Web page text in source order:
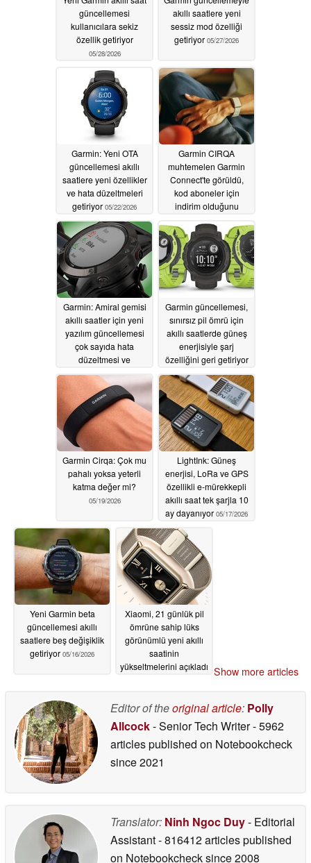
güncellemesi
kullanıcılara sekiz
özellik getiriyor
05/28/2026
akıllı saatlere yeni
sessiz mod özelliği
getiriyor 05/27/2026
Garmin: Yeni OTA
güncellemesi akıllı
saatlere yeni özellikler
ve hata düzeltmeleri
getiriyor 05/22/2026
Garmin CIRQA
muhtemelen Garmin
Connect'te görüldü,
kod aboneler için
indirim olduğunu
Garmin: Amiral gemisi
akıllı saatler için yeni
yazılım güncellemesi
çok sayıda hata
düzeltmesi ve
iyileştirme sunuyor
05/20/2026
Garmin güncellemesi,
sınırsız pil ömrü için
akıllı saatlerde güneş
enerjisiyle şarj
özelliğini geri getiriyor
05/19/2026
Garmin Cirqa: Çok mu
pahalı yoksa yeterli
katma değer mi?
05/19/2026
LightInk: Güneş
enerjisi, LoRa ve GPS
özellikli e-mürekkepli
akıllı saat tek şarjla 10
ay dayanıyor 05/17/2026
Yeni Garmin beta
güncellemesi akıllı
saatlere beş değişiklik
getiriyor 05/16/2026
Xiaomi, 21 günlük pil
ömrüne sahip lüks
görünümlü yeni akıllı
saatinin
yükseltmelerini açıkladı Show more articles
Editor of theoriginal article: Polly
Allcock- Senior Tech Writer- 5962
articles published on Notebookcheck
since 2021
Translator: Ninh Ngoc Duy- Editorial
Assistant- 816412 articles published
on Notebookchecksince 2008